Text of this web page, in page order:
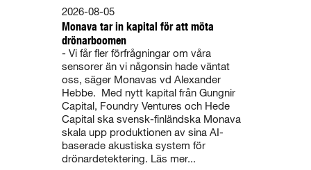
Monava tar in kapital för att möta
drönarboomen
2026-08-05
- Vi får fler förfrågningar om våra
sensorer än vi någonsin hade väntat
oss, säger Monavas vd Alexander
Hebbe. Med nytt kapital från Gungnir
Capital, Foundry Ventures och Hede
Capital ska svensk-finländska Monava
skala upp produktionen av sina AI-
baserade akustiska system för
drönardetektering. Läs mer...